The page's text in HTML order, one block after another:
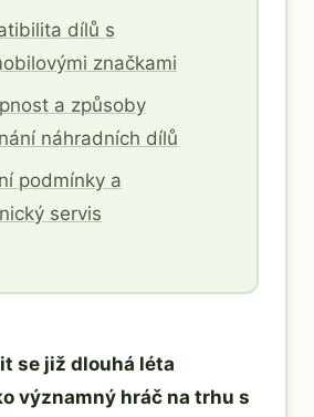
dílů s
značkami
a způsoby
náhradních dílů
podmínky a
servis
se již dlouhá léta
významný hráč na trhu s